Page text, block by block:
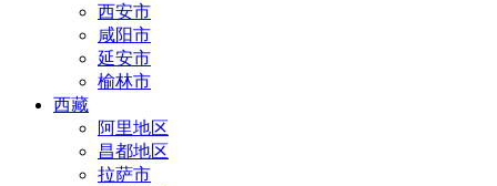
西安市
咸阳市
延安市
榆林市
西藏
阿里地区
昌都地区
拉萨市